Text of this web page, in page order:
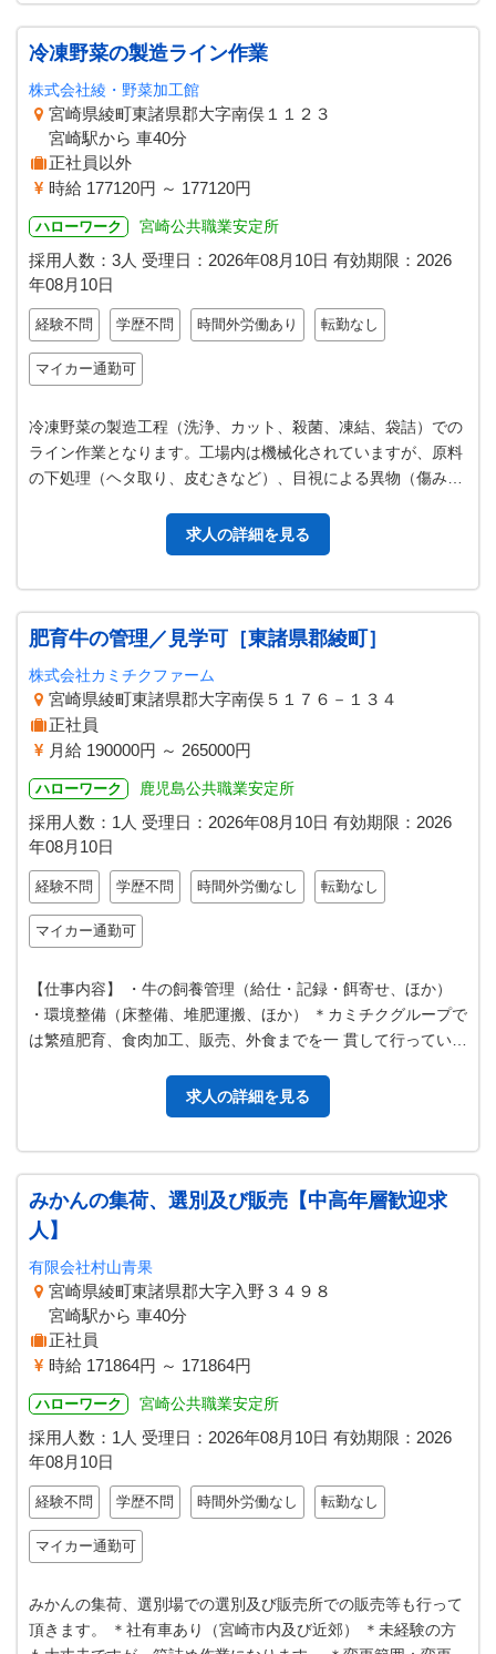
冷凍野菜の製造ライン作業
株式会社綾・野菜加工館
宮崎県綾町東諸県郡大字南俣１１２３
宮崎駅から 車40分
正社員以外
時給 177120円 ～ 177120円
ハローワーク 宮崎公共職業安定所
採用人数：3人 受理日： 2026年08月10日 有効期限： 2026
年08月10日
経験不問 学歴不問 時間外労働あり 転勤なし
マイカー通勤可
冷凍野菜の製造工程（洗浄、カット、殺菌、凍結、袋詰）での
ライン作業となります。工場内は機械化されていますが、原料
の下処理（ヘタ取り、皮むきなど）、目視による異物（傷みの
求人の詳細を見る
肥育牛の管理／見学可［東諸県郡綾町］
株式会社カミチクファーム
宮崎県綾町東諸県郡大字南俣５１７６－１３４
正社員
月給 190000円 ～ 265000円
ハローワーク 鹿児島公共職業安定所
採用人数：1人 受理日： 2026年08月10日 有効期限： 2026
年08月10日
経験不問 学歴不問 時間外労働なし 転勤なし
マイカー通勤可
【仕事内容】 ・牛の飼養管理（給仕・記録・餌寄せ、ほか）
・環境整備（床整備、堆肥運搬、ほか） ＊カミチクグループで
は繁殖肥育、食肉加工、販売、外食までを一 貫して行っている
求人の詳細を見る
みかんの集荷、選別及び販売【中高年層歓迎求
人】
有限会社村山青果
宮崎県綾町東諸県郡大字入野３４９８
宮崎駅から 車40分
正社員
時給 171864円 ～ 171864円
ハローワーク 宮崎公共職業安定所
採用人数：1人 受理日： 2026年08月10日 有効期限： 2026
年08月10日
経験不問 学歴不問 時間外労働なし 転勤なし
マイカー通勤可
みかんの集荷、選別場での選別及び販売所での販売等も行って
頂きます。 ＊社有車あり（宮崎市内及び近郊） ＊未経験の方